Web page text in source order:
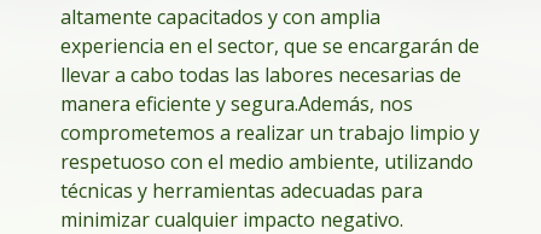
altamente capacitados y con amplia
experiencia en el sector, que se encargarán de
llevar a cabo todas las labores necesarias de
manera eficiente y segura.Además, nos
comprometemos a realizar un trabajo limpio y
respetuoso con el medio ambiente, utilizando
técnicas y herramientas adecuadas para
minimizar cualquier impacto negativo.